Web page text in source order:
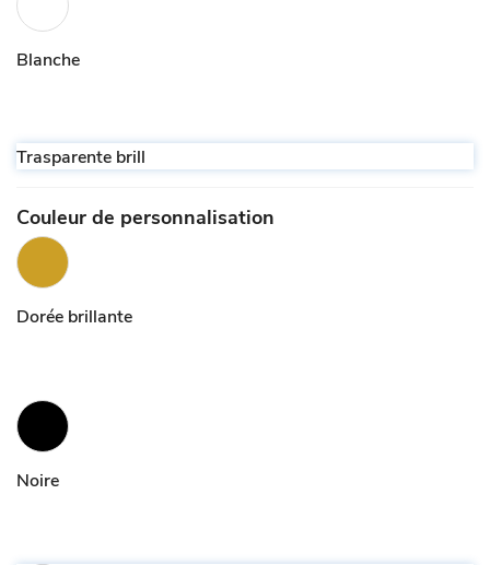
Blanche
Trasparente brill
Couleur de personnalisation
Dorée brillante
Noire